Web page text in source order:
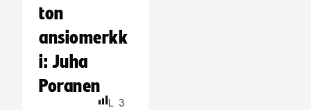
ton
ansiomerkk
i: Juha
Poranen
L 3